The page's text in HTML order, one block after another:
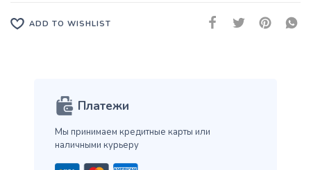
ADD TO WISHLIST
Платежи
Мы принимаем кредитные карты или
наличными курьеру